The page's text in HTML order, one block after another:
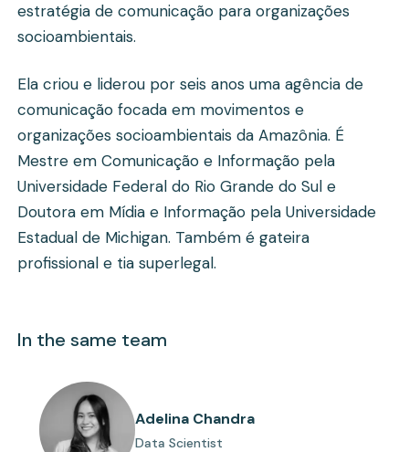
estratégia de comunicação para organizações
socioambientais.
Ela criou e liderou por seis anos uma agência de
comunicação focada em movimentos e
organizações socioambientais da Amazônia. É
Mestre em Comunicação e Informação pela
Universidade Federal do Rio Grande do Sul e
Doutora em Mídia e Informação pela Universidade
Estadual de Michigan. Também é gateira
profissional e tia superlegal.
In the same team
Adelina Chandra
Data Scientist